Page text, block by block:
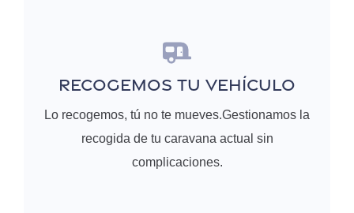
RECOGEMOS TU VEHÍCULO
Lo recogemos, tú no te mueves.Gestionamos la
recogida de tu caravana actual sin
complicaciones.